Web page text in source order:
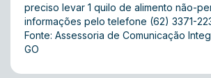
preciso levar 1 quilo de alimento não-
informações pelo telefone (62) 3371-
Fonte: Assessoria de Comunicação
GO